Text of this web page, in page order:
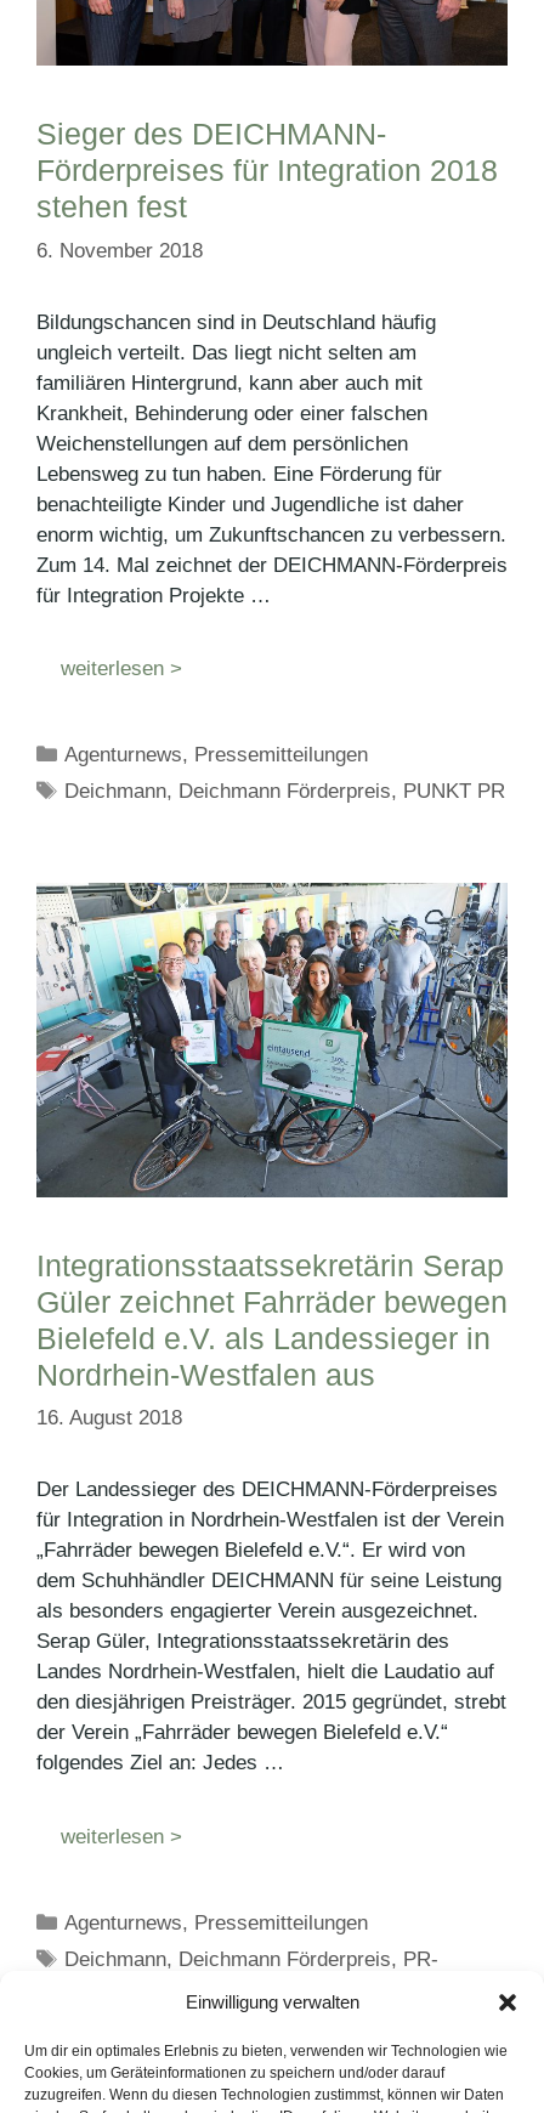
Einwilligung verwalten
Um dir ein optimales Erlebnis zu bieten, verwenden wir Technologien wie
Cookies, um Geräteinformationen zu speichern und/oder darauf
zuzugreifen. Wenn du diesen Technologien zustimmst, können wir Daten
Sieger des DEICHMANN-
Förderpreises für Integration 2018
stehen fest
6. November 2018
Bildungschancen sind in Deutschland häufig
ungleich verteilt. Das liegt nicht selten am
familiären Hintergrund, kann aber auch mit
Krankheit, Behinderung oder einer falschen
Weichenstellungen auf dem persönlichen
Lebensweg zu tun haben. Eine Förderung für
benachteiligte Kinder und Jugendliche ist daher
enorm wichtig, um Zukunftschancen zu verbessern.
Zum 14. Mal zeichnet der DEICHMANN-Förderpreis
für Integration Projekte …
weiterlesen >
Kategorien
Agenturnews, Pressemitteilungen
Schlagwörter
Deichmann, Deichmann Förderpreis, PUNKT PR
Integrationsstaatssekretärin Serap
Güler zeichnet Fahrräder bewegen
Bielefeld e.V. als Landessieger in
Nordrhein-Westfalen aus
16. August 2018
Der Landessieger des DEICHMANN-Förderpreises
für Integration in Nordrhein-Westfalen ist der Verein
„Fahrräder bewegen Bielefeld e.V.“. Er wird von
dem Schuhhändler DEICHMANN für seine Leistung
als besonders engagierter Verein ausgezeichnet.
Serap Güler, Integrationsstaatssekretärin des
Landes Nordrhein-Westfalen, hielt die Laudatio auf
den diesjährigen Preisträger. 2015 gegründet, strebt
der Verein „Fahrräder bewegen Bielefeld e.V.“
folgendes Ziel an: Jedes …
weiterlesen >
Kategorien
Agenturnews, Pressemitteilungen
Schlagwörter
Deichmann, Deichmann Förderpreis, PR-
←Zurück Seite
1 Seite
2 Seite
3 … Seite
9 Weiter→